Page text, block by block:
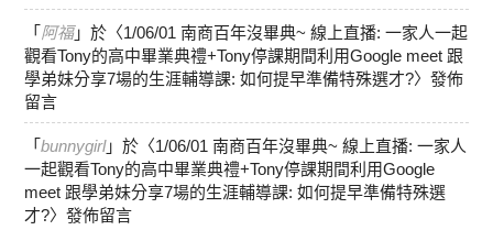
「 阿福」於〈1/06/01 南商百年沒畢典~ 線上直播: 一家人一起
觀看Tony的高中畢業典禮+Tony停課期間利用Google meet 跟
學弟妹分享7場的生涯輔導課: 如何提早準備特殊選才?〉發佈
留言
「bunnygirl」於〈1/06/01 南商百年沒畢典~ 線上直播: 一家人
一起觀看Tony的高中畢業典禮+Tony停課期間利用Google
meet 跟學弟妹分享7場的生涯輔導課: 如何提早準備特殊選
才?〉發佈留言